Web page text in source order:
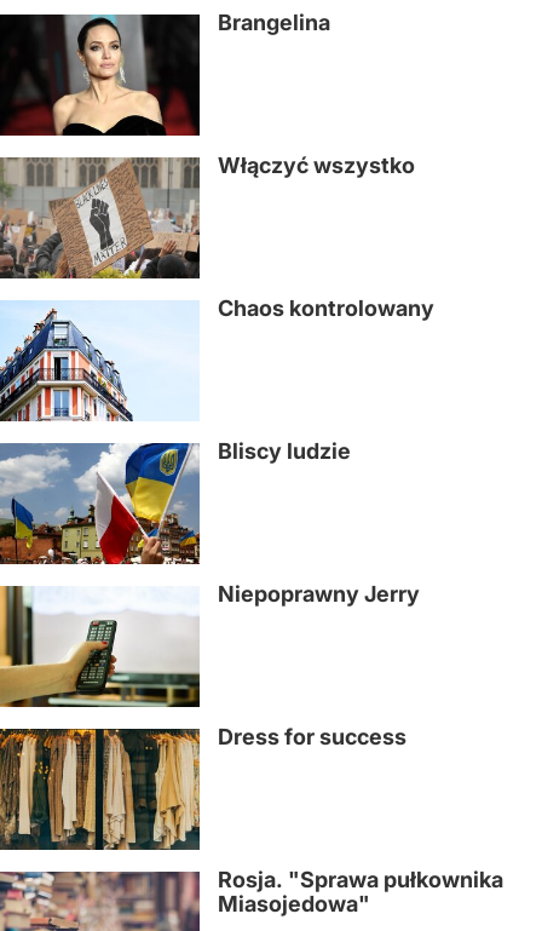
Brangelina
Włączyć wszystko
Chaos kontrolowany
Bliscy ludzie
Niepoprawny Jerry
Dress for success
Rosja. "Sprawa pułkownika
Miasojedowa"